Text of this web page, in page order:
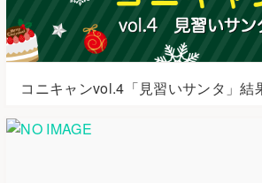
コニキャンvol.4「見習いサンタ」結